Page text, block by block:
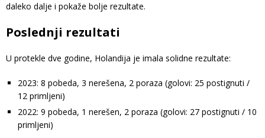
daleko dalje i pokaže bolje rezultate.
Poslednji rezultati
U protekle dve godine, Holandija je imala solidne rezultate:
2023: 8 pobeda, 3 nerešena, 2 poraza (golovi: 25 postignuti /
12 primljeni)
2022: 9 pobeda, 1 nerešen, 2 poraza (golovi: 27 postignuti / 10
primljeni)